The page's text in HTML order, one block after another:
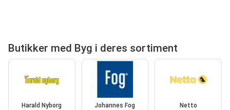
Butikker med Byg i deres sortiment
Harald Nyborg Johannes Fog Netto